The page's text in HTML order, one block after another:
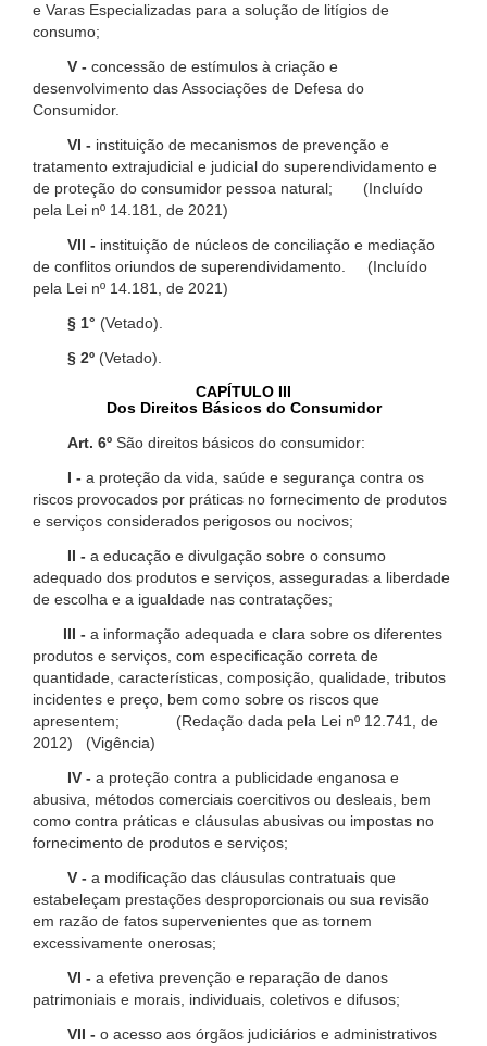
e Varas Especializadas para a solução de litígios de
consumo;
V - concessão de estímulos à criação e
desenvolvimento das Associações de Defesa do
Consumidor.
VI - instituição de mecanismos de prevenção e
tratamento extrajudicial e judicial do superendividamento e
de proteção do consumidor pessoa natural; (Incluído
pela Lei nº 14.181, de 2021)
VII - instituição de núcleos de conciliação e mediação
de conflitos oriundos de superendividamento. (Incluído
pela Lei nº 14.181, de 2021)
§ 1° (Vetado).
§ 2º (Vetado).
CAPÍTULO III
Dos Direitos Básicos do Consumidor
Art. 6º São direitos básicos do consumidor:
I - a proteção da vida, saúde e segurança contra os
riscos provocados por práticas no fornecimento de produtos
e serviços considerados perigosos ou nocivos;
II - a educação e divulgação sobre o consumo
adequado dos produtos e serviços, asseguradas a liberdade
de escolha e a igualdade nas contratações;
III - a informação adequada e clara sobre os diferentes
produtos e serviços, com especificação correta de
quantidade, características, composição, qualidade, tributos
incidentes e preço, bem como sobre os riscos que
apresentem; (Redação dada pela Lei nº 12.741, de
2012) (Vigência)
IV - a proteção contra a publicidade enganosa e
abusiva, métodos comerciais coercitivos ou desleais, bem
como contra práticas e cláusulas abusivas ou impostas no
fornecimento de produtos e serviços;
V - a modificação das cláusulas contratuais que
estabeleçam prestações desproporcionais ou sua revisão
em razão de fatos supervenientes que as tornem
excessivamente onerosas;
VI - a efetiva prevenção e reparação de danos
patrimoniais e morais, individuais, coletivos e difusos;
VII - o acesso aos órgãos judiciários e administrativos